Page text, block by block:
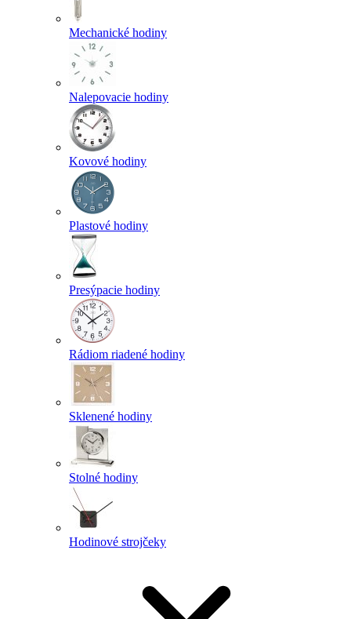
Mechanické hodiny
Nalepovacie hodiny
Kovové hodiny
Plastové hodiny
Presýpacie hodiny
Rádiom riadené hodiny
Sklenené hodiny
Stolné hodiny
Hodinové strojčeky